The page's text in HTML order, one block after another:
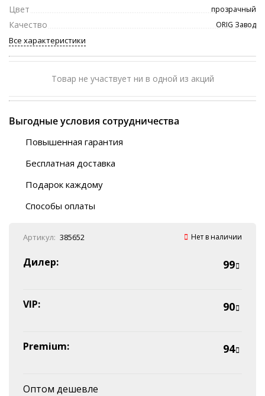
Цвет прозрачный
Качество ORIG Завод
Все характеристики
Товар не участвует ни в одной из акций
Выгодные условия сотрудничества
Повышенная гарантия
Бесплатная доставка
Автобусы (по ЮФО)
“BlaBlaCar” (по ЮФО)
Подарок каждому
Способы оплаты
Наличные
Эквайринг
Оплата на P/C
Артикул: 385652 Нет в наличии
Дилер: 99
VIP: 90
Premium: 94
Оптом дешевле